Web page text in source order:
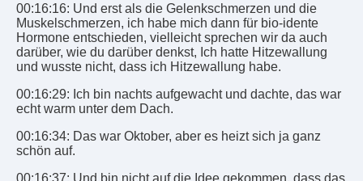
00:16:16: Und erst als die Gelenkschmerzen und die
Muskelschmerzen, ich habe mich dann für bio-idente
Hormone entschieden, vielleicht sprechen wir da auch
darüber, wie du darüber denkst, Ich hatte Hitzewallung
und wusste nicht, dass ich Hitzewallung habe.
00:16:29: Ich bin nachts aufgewacht und dachte, das war
echt warm unter dem Dach.
00:16:34: Das war Oktober, aber es heizt sich ja ganz
schön auf.
00:16:37: Und bin nicht auf die Idee gekommen, dass das